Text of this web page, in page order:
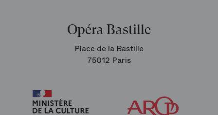
Opéra Bastille
Place de la Bastille
75012 Paris